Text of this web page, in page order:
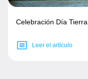
Celebración Día
Leer el artículo